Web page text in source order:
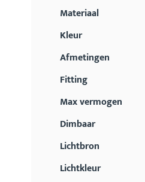
Materiaal
Kleur
Afmetingen
Fitting
Max vermogen
Dimbaar
Lichtbron
Lichtkleur